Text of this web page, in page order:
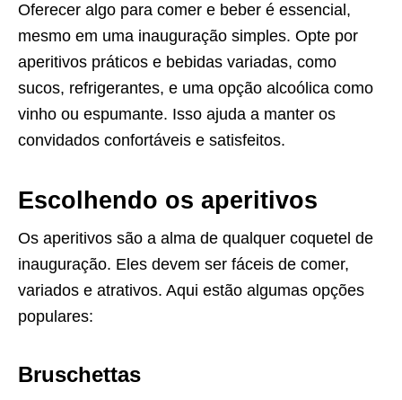
Oferecer algo para comer e beber é essencial,
mesmo em uma inauguração simples. Opte por
aperitivos práticos e bebidas variadas, como
sucos, refrigerantes, e uma opção alcoólica como
vinho ou espumante. Isso ajuda a manter os
convidados confortáveis e satisfeitos.
Escolhendo os aperitivos
Os aperitivos são a alma de qualquer coquetel de
inauguração. Eles devem ser fáceis de comer,
variados e atrativos. Aqui estão algumas opções
populares:
Bruschettas